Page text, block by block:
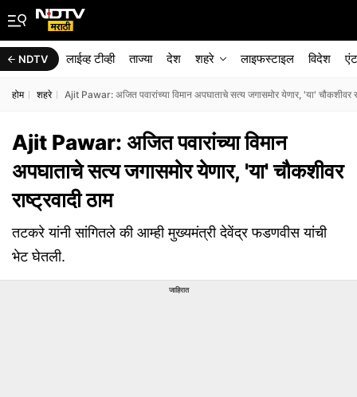
NDTV लाईव्ह टीव्ही ताज्या देश शहरे लाइफस्टाइल विदेश
होम शहरे Ajit Pawar: अजित पवारांच्या विमान अपघाताचे सत्य जगासमोर येणार, 'या' चौकशीवर
Ajit Pawar: अजित पवारांच्या विमान
अपघाताचे सत्य जगासमोर येणार, 'या' चौकशीवर
राष्ट्रवादी ठाम
तटकरे यांनी सांगितले की आम्ही मुख्यमंत्री देवेंद्र फडणवीस यांची
भेट घेतली.
जाहिरात